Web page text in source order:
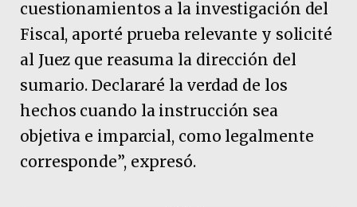
cuestionamientos a la investigación del
Fiscal, aporté prueba relevante y solicité
al Juez que reasuma la dirección del
sumario. Declararé la verdad de los
hechos cuando la instrucción sea
objetiva e imparcial, como legalmente
corresponde”, expresó.